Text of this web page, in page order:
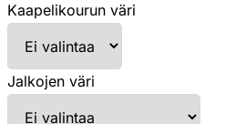
Kaapelikourun väri
Jalkojen väri